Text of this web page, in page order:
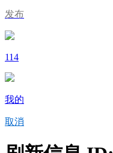
发布
114
我的
取消